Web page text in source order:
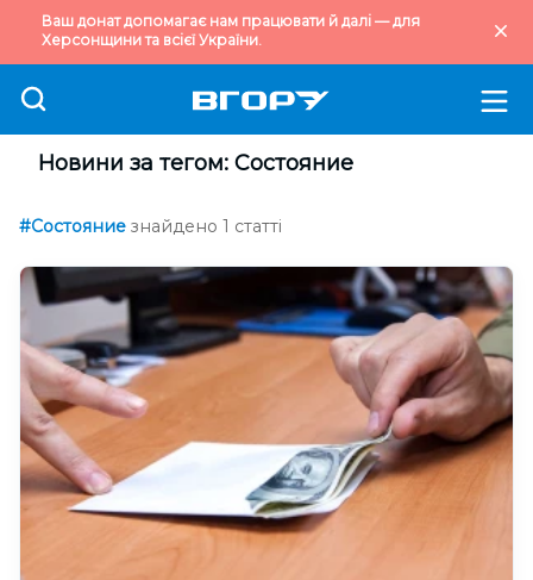
Ваш донат допомагає нам працювати й далі — для
Херсонщини та всієї України.
Новини за тегом: Состояние
#Состояние знайдено 1 статті